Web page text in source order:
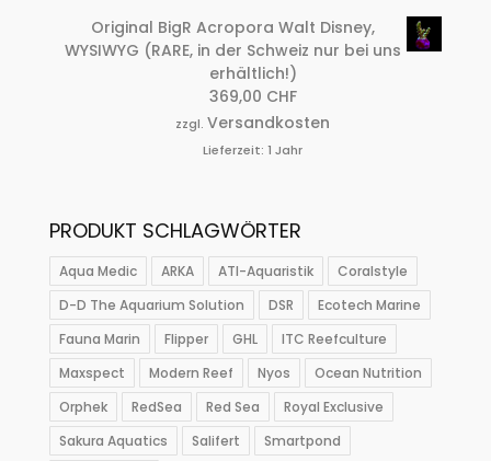
Original BigR Acropora Walt Disney,
WYSIWYG (RARE, in der Schweiz nur bei uns
erhältlich!)
369,00 CHF
zzgl.Versandkosten
Lieferzeit:1 Jahr
PRODUKT SCHLAGWÖRTER
Aqua Medic ARKA ATI-Aquaristik
Coralstyle
D-D The Aquarium Solution
DSR
Ecotech Marine
Fauna Marin
Flipper GHL
ITC Reefculture
Maxspect
Modern Reef Nyos
Ocean Nutrition
Orphek
RedSea Red Sea
Royal Exclusive
Sakura Aquatics
Salifert
Smartpond